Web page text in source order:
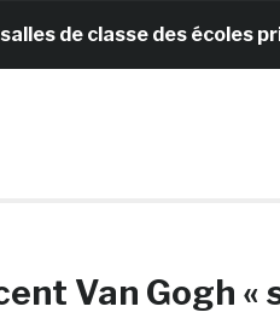
classe des écoles
Van Gogh «